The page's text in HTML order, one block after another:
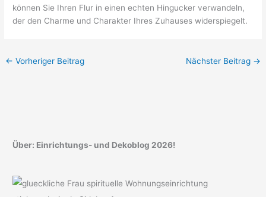
können Sie Ihren Flur in einen echten Hingucker verwandeln,
der den Charme und Charakter Ihres Zuhauses widerspiegelt.
← Vorheriger Beitrag Nächster Beitrag →
Über: Einrichtungs- und Dekoblog 2026!